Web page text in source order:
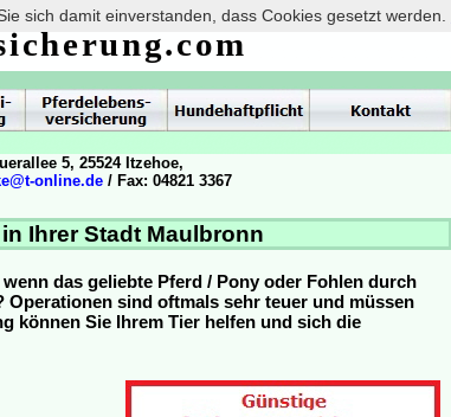
sich damit einverstanden, dass Cookies gesetzt werden.
Ihrer Stadt Maulbronn
das geliebte Pferd / Pony oder Fohlen durch
sind oftmals sehr teuer und müssen
können Sie Ihrem Tier helfen und sich die
5, 25524 Itzehoe,
online.de / Fax: 04821 3367